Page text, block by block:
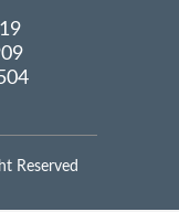
Reserved